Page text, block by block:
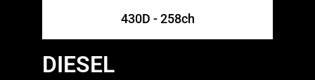
430D - 258ch
DIESEL